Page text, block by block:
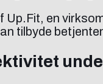
en
tilbyde